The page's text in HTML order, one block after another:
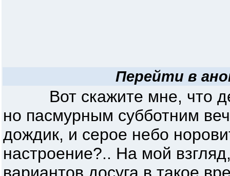
Перейти в
Вот скажите мне, что
но пасмурным субботним
дождик, и серое небо
настроение?.. На мой